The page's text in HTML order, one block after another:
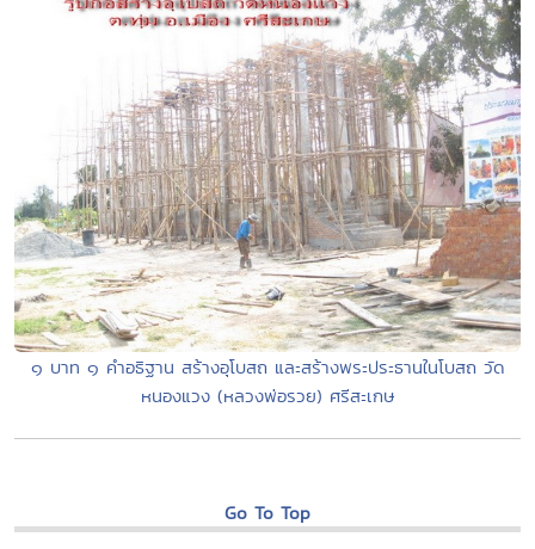
๑ บาท ๑ คำอธิฐาน สร้างอุโบสถ และสร้างพระประธานในโบสถ วัด
หนองแวง (หลวงพ่อรวย) ศรีสะเกษ
Go To Top